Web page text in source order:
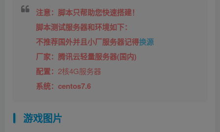
注意：脚本只帮助您快速搭建！
脚本测试服务器和环境如下：
不推荐国外并且小厂服务器记得换源
厂家：腾讯云轻量服务器(国内)
配置： 2核4G服务器
系统：centos7.6
游戏图片